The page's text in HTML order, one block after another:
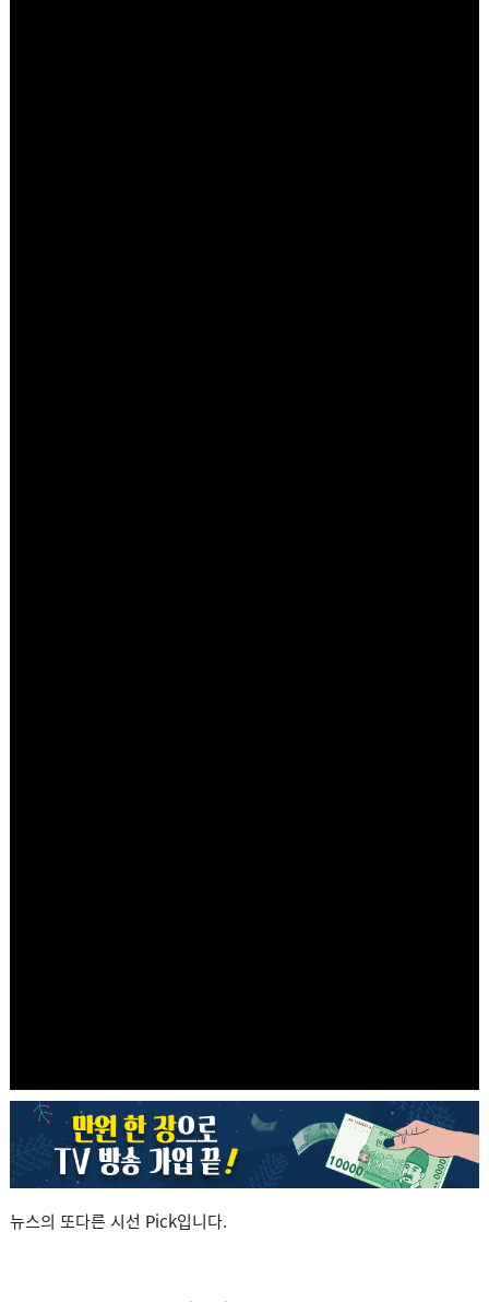
뉴스의 또다른 시선 Pick입니다.